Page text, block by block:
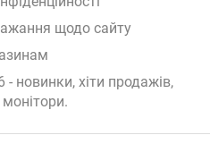
щодо сайту
- новинки, хіти продажів,
.